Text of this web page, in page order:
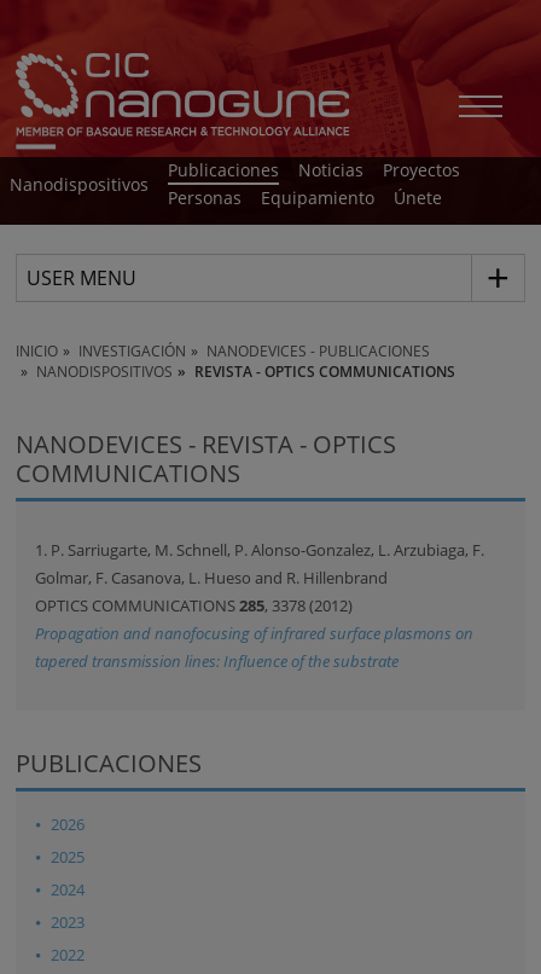
Nanodispositivos
Publicaciones Noticias
Proyectos
Personas
Equipamiento Únete
USER MENU
INICIO INVESTIGACIÓN
NANODEVICES - PUBLICACIONES
NANODISPOSITIVOS
REVISTA - OPTICS COMMUNICATIONS
NANODEVICES - REVISTA - OPTICS
COMMUNICATIONS
1. P. Sarriugarte, M. Schnell, P. Alonso-Gonzalez, L. Arzubiaga, F.
Golmar, F. Casanova, L. Hueso and R. Hillenbrand
OPTICS COMMUNICATIONS285, 3378 (2012)
Propagation and nanofocusing of infrared surface plasmons on
tapered transmission lines: Influence of the substrate
PUBLICACIONES
2026
2025
2024
2023
2022